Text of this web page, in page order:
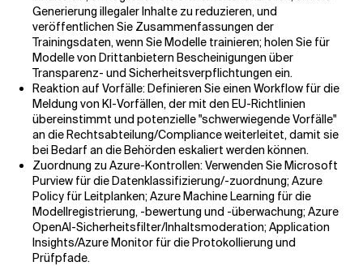
Generierung illegaler Inhalte zu reduzieren, und
veröffentlichen Sie Zusammenfassungen der
Trainingsdaten, wenn Sie Modelle trainieren; holen Sie für
Modelle von Drittanbietern Bescheinigungen über
Transparenz- und Sicherheitsverpflichtungen ein.
Reaktion auf Vorfälle: Definieren Sie einen Workflow für die
Meldung von KI-Vorfällen, der mit den EU-Richtlinien
übereinstimmt und potenzielle "schwerwiegende Vorfälle"
an die Rechtsabteilung/Compliance weiterleitet, damit sie
bei Bedarf an die Behörden eskaliert werden können.
Zuordnung zu Azure-Kontrollen: Verwenden Sie Microsoft
Purview für die Datenklassifizierung/-zuordnung; Azure
Policy für Leitplanken; Azure Machine Learning für die
Modellregistrierung, -bewertung und -überwachung; Azure
OpenAI-Sicherheitsfilter/Inhaltsmoderation; Application
Insights/Azure Monitor für die Protokollierung und
Prüfpfade.